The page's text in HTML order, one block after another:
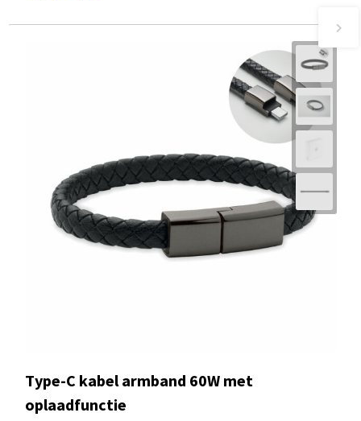
Type-C kabel armband 60W met
oplaadfunctie